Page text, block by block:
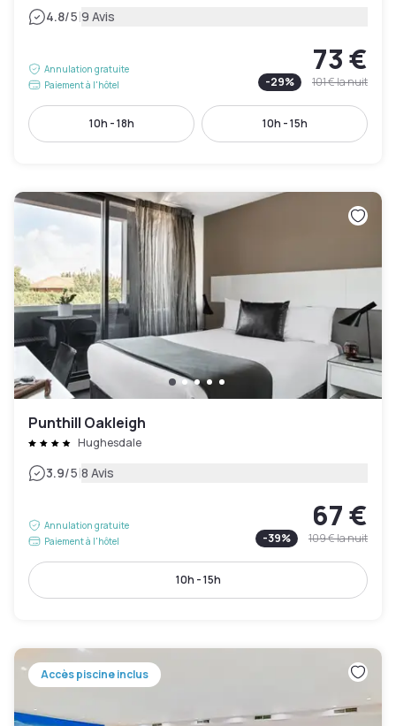
4.8/5|9 Avis
Annulation gratuite
Paiement à l'hôtel
73 €
-29% 101 €la nuit
10h - 18h 10h - 15h
Punthill Oakleigh
Hughesdale
3.9/5|8 Avis
Annulation gratuite
Paiement à l'hôtel
67 €
-39% 109 €la nuit
10h - 15h
Accès piscine inclus